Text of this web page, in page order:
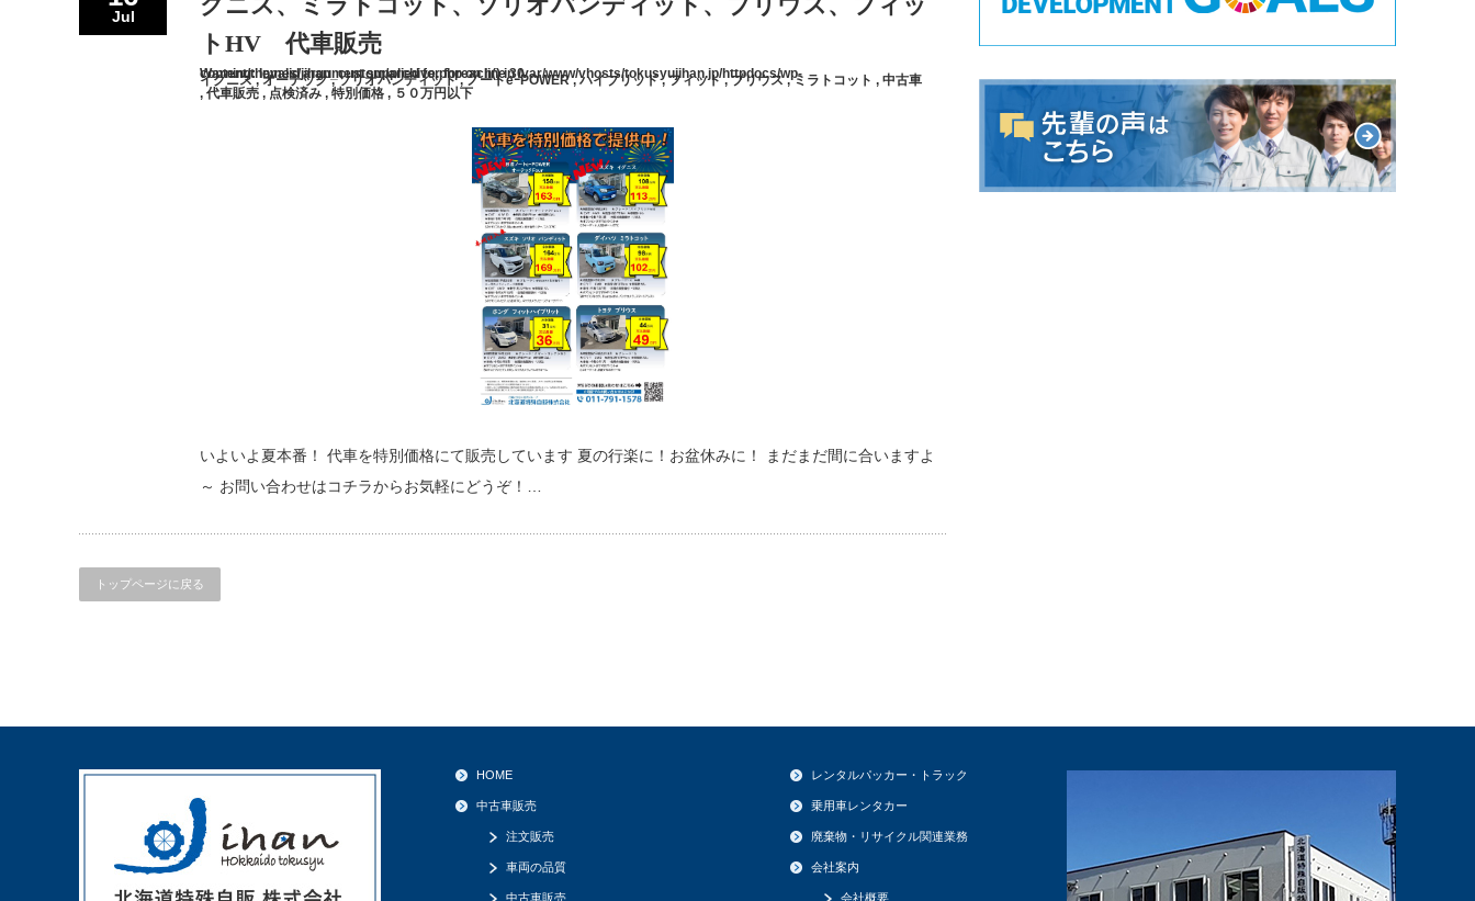
Jul
トHV 代車販売
Warning: Invalid argument supplied for foreach() in
/var/www/vhosts/tokusyujihan.jp/httpdocs/wp-content/themes/jihan_custom/archive.phpon line30
イグニス,オーテック,ソリオバンディット,ノートeｰPOWER,ハイブリッド,フィット,プリウス,ミラトコット , 中古車
, 代車販売 , 点検済み , 特別価格 , ５０万円以下
いよいよ夏本番！ 代車を特別価格にて販売しています 夏の行楽に！お盆休みに！ まだまだ間に合いますよ
～ お問い合わせはコチラからお気軽にどうぞ！…
トップページに戻る
HOME
中古車販売
注文販売
車両の品質
中古車販売
レンタルパッカー・トラック
乗用車レンタカー
廃棄物・リサイクル関連業務
会社案内
会社概要